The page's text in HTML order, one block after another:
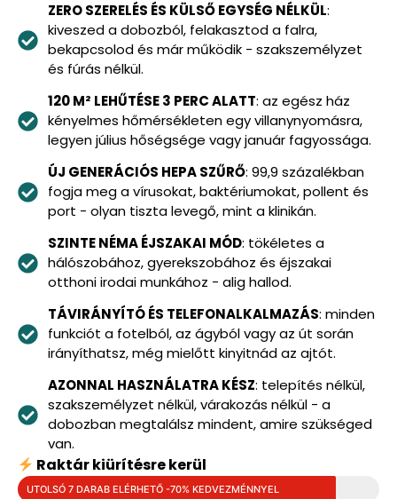
ZERO SZERELÉS ÉS KÜLSŐ EGYSÉG NÉLKÜL:
kiveszed a dobozból, felakasztod a falra,
bekapcsolod és már működik - szakszemélyzet
és fúrás nélkül.
120 M² LEHŰTÉSE 3 PERC ALATT: az egész ház
kényelmes hőmérsékleten egy villanynyomásra,
legyen július hőségsége vagy január fagyossága.
ÚJ GENERÁCIÓS HEPA SZŰRŐ: 99,9 százalékban
fogja meg a vírusokat, baktériumokat, pollent és
port - olyan tiszta levegő, mint a klinikán.
SZINTE NÉMA ÉJSZAKAI MÓD: tökéletes a
hálószobához, gyerekszobához és éjszakai
otthoni irodai munkához - alig hallod.
TÁVIRÁNYÍTÓ ÉS TELEFONALKALMAZÁS: minden
funkciót a fotelból, az ágyból vagy az út során
irányíthatsz, még mielőtt kinyitnád az ajtót.
AZONNAL HASZNÁLATRA KÉSZ: telepítés nélkül,
szakszemélyzet nélkül, várakozás nélkül - a
dobozban megtalálsz mindent, amire szükséged
van.
Raktár kiürítésre kerül
UTOLSÓ 7 DARAB ELÉRHETŐ -70% KEDVEZMÉNNYEL